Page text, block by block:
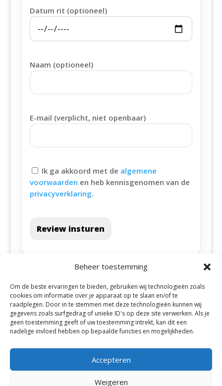
Beheer toestemming
Om de beste ervaringen te bieden, gebruiken wij technologieën zoals
cookies om informatie over je apparaat op te slaan en/of te
raadplegen. Door in te stemmen met deze technologieën kunnen wij
gegevens zoals surfgedrag of unieke ID's op deze site verwerken. Als je
geen toestemming geeft of uw toestemming intrekt, kan dit een
nadelige invloed hebben op bepaalde functies en mogelijkheden.
Accepteren
Weigeren
Datum rit (optioneel)
Naam (optioneel)
E-mail (verplicht, niet openbaar)
Ik ga akkoord met de algemene
voorwaarden en heb kennisgenomen van de
privacyverklaring.
Review insturen
Alle steden